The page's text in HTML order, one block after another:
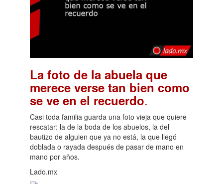
La foto de la abuela que
merece verse tan bien como
se ve en el recuerdo.
Casi toda familia guarda una foto vieja que quiere
rescatar: la de la boda de los abuelos, la del
bautizo de alguien que ya no está, la que llegó
doblada o rayada después de pasar de mano en
mano por años.
Lado.mx